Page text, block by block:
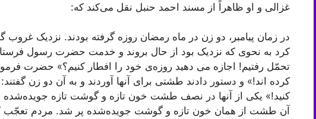
غزالی و او ظاهراً از مسند احمد حنبل نقل می‌کند که:
در زمان پیامبر، دو زن در ماه رمضان روزه گرفته بودند. نزدیک
کرد به نحوی که نزدیک بود از حال بروند و خدمت حضرت رسول
تحمّل رفتیم! اجازه می دهید روزه‌ی خود را افطار کنیم؟» حضرت
کرده اند!» و دستور دادند طشتی برای آنها آوردند و به آن دو زن
کنید!» یکی از آنها در نصف طشت خون تازه و گوشت تازه جویده‌شده
آن طشت از همان خون تازه و گوشت جویده‌شده پر شد. مردم تعجّب